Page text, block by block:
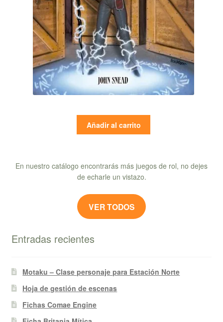
Añadir al carrito
En nuestro catálogo encontrarás más juegos de rol, no dejes
de echarle un vistazo.
VER TODOS
Entradas recientes
Motaku – Clase personaje para Estación Norte
Hoja de gestión de escenas
Fichas Comae Engine